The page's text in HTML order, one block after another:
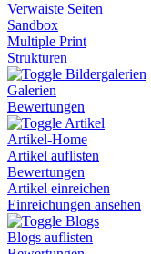
Verwaiste Seiten
Sandbox
Multiple Print
Strukturen
Bildergalerien
Galerien
Bewertungen
Artikel
Artikel-Home
Artikel auflisten
Bewertungen
Artikel einreichen
Einreichungen ansehen
Blogs
Blogs auflisten